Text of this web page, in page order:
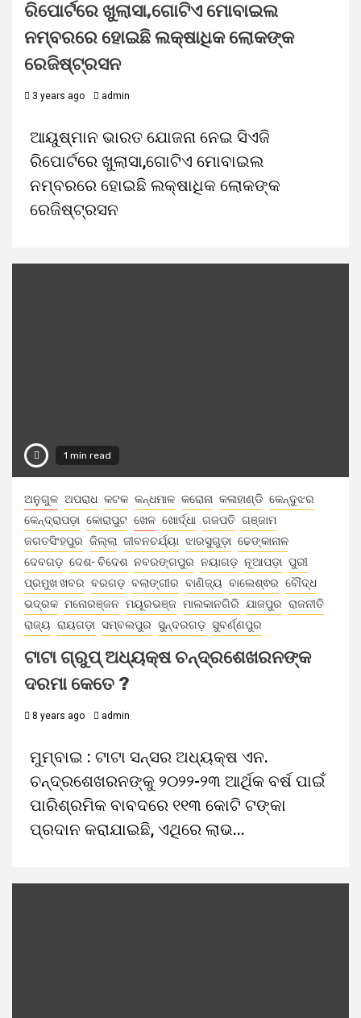
ରିପୋର୍ଟରେ ଖୁଲାସା,ଗୋଟିଏ ମୋବାଇଲ
ନମ୍ବରରେ ହୋଇଛି ଲକ୍ଷାଧିକ ଲୋକଙ୍କ
ରେଜିଷ୍ଟ୍ରସନ
3 years ago admin
ଆୟୁଷ୍ମାନ ଭାରତ ଯୋଜନା ନେଇ ସିଏଜି
ରିପୋର୍ଟରେ ଖୁଲାସା,ଗୋଟିଏ ମୋବାଇଲ
ନମ୍ବରରେ ହୋଇଛି ଲକ୍ଷାଧିକ ଲୋକଙ୍କ
ରେଜିଷ୍ଟ୍ରସନ
1 min read
ଅନୁଗୁଳ ଅପରାଧ କଟକ କନ୍ଧମାଳ କରୋନା କଳାହାଣ୍ଡି କେନ୍ଦୁଝର
କେନ୍ଦ୍ରାପଡ଼ା କୋରାପୁଟ ଖେଳ ଖୋର୍ଦ୍ଧା ଗଜପତି ଗଞ୍ଜାମ
ଜଗତସିଂହପୁର ଜିଲ୍ଲା ଜୀବନଚର୍ଯ୍ୟା ଝାରସୁଗୁଡ଼ା ଢେଙ୍କାନାଳ
ଦେବଗଡ଼ ଦେଶ- ବିଦେଶ ନବରଙ୍ଗପୁର ନୟାଗଡ଼ ନୂଆପଡ଼ା ପୁରୀ
ପ୍ରମୁଖ ଖବର ବରଗଡ଼ ବଲାଙ୍ଗୀର ବାଣିଜ୍ୟ ବାଲେଶ୍ଵର ବୌଦ୍ଧ
ଭଦ୍ରକ ମନୋରଞ୍ଜନ ମୟୂରଭଞ୍ଜ ମାଲକାନଗିରି ଯାଜପୁର ରାଜନୀତି
ରାଜ୍ୟ ରାୟଗଡ଼ା ସମ୍ବଲପୁର ସୁନ୍ଦରଗଡ଼ ସୁବର୍ଣ୍ଣପୁର
ଟାଟା ଗ୍ରୁପ୍ ଅଧ୍ୟକ୍ଷ ଚନ୍ଦ୍ରଶେଖରନଙ୍କ
ଦରମା କେତେ ?
8 years ago admin
ମୁମ୍ବାଇ : ଟାଟା ସନ୍ସର ଅଧ୍ୟକ୍ଷ ଏନ.
ଚନ୍ଦ୍ରଶେଖରନଙ୍କୁ ୨୦୨୨-୨୩ ଆର୍ଥିକ ବର୍ଷ ପାଇଁ
ପାରିଶ୍ରମିକ ବାବଦରେ ୧୧୩ କୋଟି ଟଙ୍କା
ପ୍ରଦାନ କରାଯାଇଛି, ଏଥିରେ ଲାଭ...